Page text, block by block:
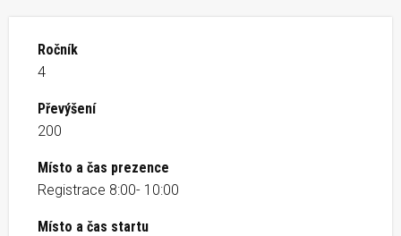
Ročník
4
Převýšení
200
Místo a čas prezence
Registrace 8:00- 10:00
Místo a čas startu